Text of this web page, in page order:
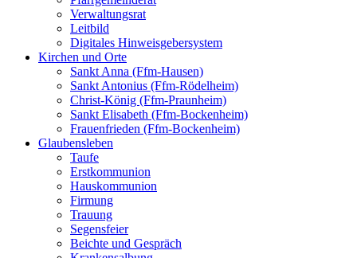
Verwaltungsrat
Leitbild
Digitales Hinweisgebersystem
Kirchen und Orte
Sankt Anna (Ffm-Hausen)
Sankt Antonius (Ffm-Rödelheim)
Christ-König (Ffm-Praunheim)
Sankt Elisabeth (Ffm-Bockenheim)
Frauenfrieden (Ffm-Bockenheim)
Glaubensleben
Taufe
Erstkommunion
Hauskommunion
Firmung
Trauung
Segensfeier
Beichte und Gespräch